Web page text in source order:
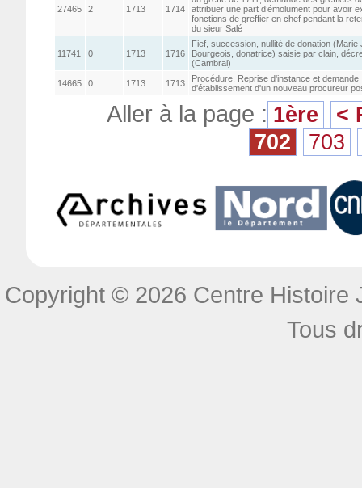
27465 2 1713 1714
attribuer une part d’émolument pour avoir
fonctions de greffier en chef pendant la
du sieur Salé
11741 0 1713 1716
Fief, succession, nullité de donation (Marie
Bourgeois, donatrice) saisie par clain,
(Cambrai)
14665 0 1713 1713
Procédure, Reprise d'instance et demande
d'établissement d'un nouveau procureur
Aller à la page : 1ère
<
702
703
Copyright © 2026 Centre Histoire
Tous